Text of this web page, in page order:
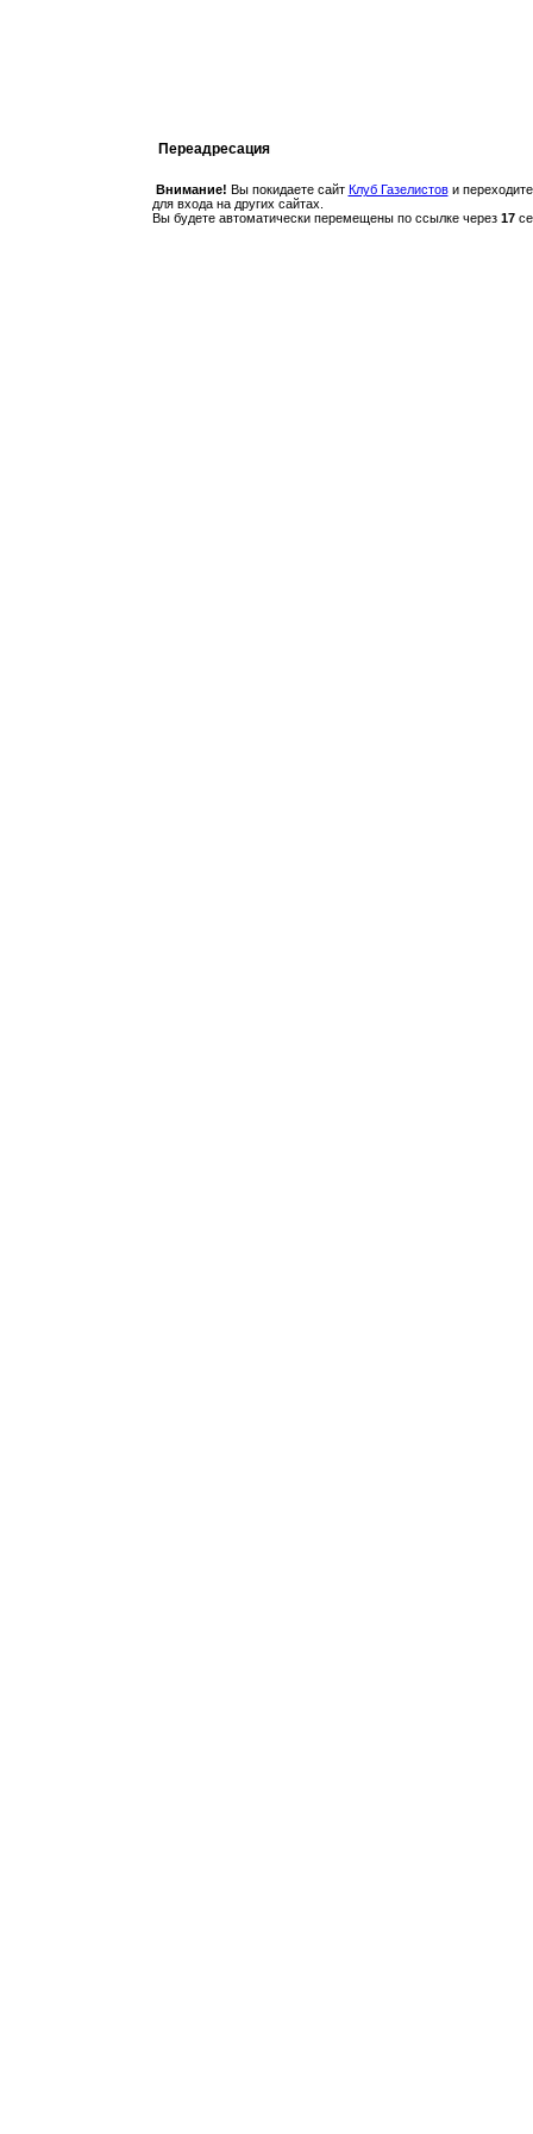
Переадресация
Внимание! Вы покидаете сайт Клуб Газелистови
для входа на других сайтах.
Вы будете автоматически перемещены по ссылке через 17